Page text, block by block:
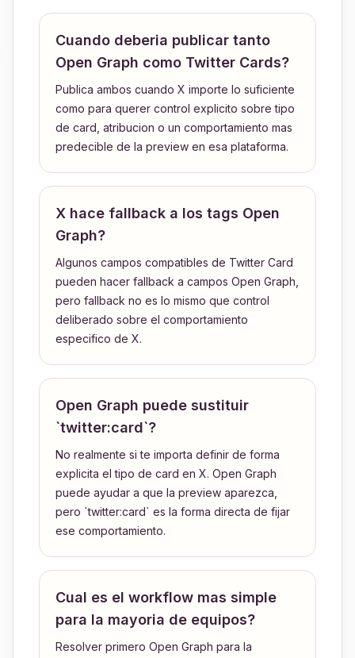
Cuando deberia publicar tanto
Open Graph como Twitter Cards?
Publica ambos cuando X importe lo suficiente
como para querer control explicito sobre tipo
de card, atribucion o un comportamiento mas
predecible de la preview en esa plataforma.
X hace fallback a los tags Open
Graph?
Algunos campos compatibles de Twitter Card
pueden hacer fallback a campos Open Graph,
pero fallback no es lo mismo que control
deliberado sobre el comportamiento
especifico de X.
Open Graph puede sustituir
`twitter:card`?
No realmente si te importa definir de forma
explicita el tipo de card en X. Open Graph
puede ayudar a que la preview aparezca,
pero `twitter:card` es la forma directa de fijar
ese comportamiento.
Cual es el workflow mas simple
para la mayoria de equipos?
Resolver primero Open Graph para la